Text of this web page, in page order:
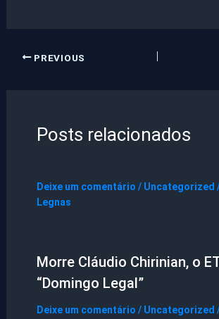
PREVIOUS
Posts relacionados
Deixe um comentário / Uncategorized
Legnas
Morre Cláudio Chirinian, o
“Domingo Legal”
Deixe um comentário / Uncategorized